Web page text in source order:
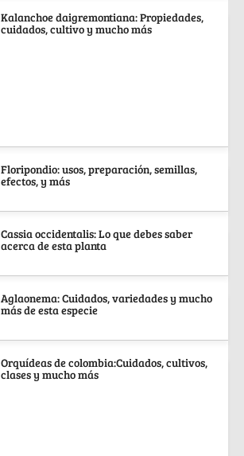
Kalanchoe daigremontiana: Propiedades,
cuidados, cultivo y mucho más
Floripondio: usos, preparación, semillas,
efectos, y más
Cassia occidentalis: Lo que debes saber
acerca de esta planta
Aglaonema: Cuidados, variedades y mucho
más de esta especie
Orquídeas de colombia:Cuidados, cultivos,
clases y mucho más